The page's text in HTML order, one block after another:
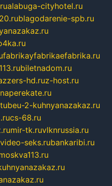
alabuga-cityhotel.ru
blagodarenie-spb.ru
fabrikayfabrikaefabrika.ru
biletnadom.ru
hd.ruz-host.ru
naperekate.ru
2-kuhnyanazakaz.ru
cs-68.ru
mir-tk.ruvlknrussia.ru
video-seks.rubankaribi.ru